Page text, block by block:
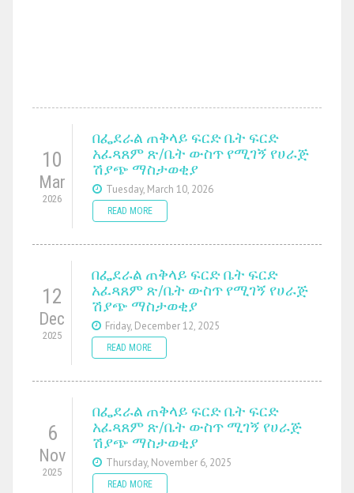
10
Mar
2026
በፌደራል ጠቅላይ ፍርድ ቤት ፍርድ
አፈጻጸም ጽ/ቤት ውስጥ የሚገኝ የሀራጅ
ሽያጭ ማስታወቂያ
Tuesday, March 10, 2026
READ MORE
12
Dec
2025
በፌደራል ጠቅላይ ፍርድ ቤት ፍርድ
አፈጻጸም ጽ/ቤት ውስጥ የሚገኝ የሀራጅ
ሽያጭ ማስታወቂያ
Friday, December 12, 2025
READ MORE
6
Nov
2025
በፌደራል ጠቅላይ ፍርድ ቤት ፍርድ
አፈጻጸም ጽ/ቤት ውስጥ ሚገኝ የሀራጅ
ሽያጭ ማስታወቂያ
Thursday, November 6, 2025
READ MORE